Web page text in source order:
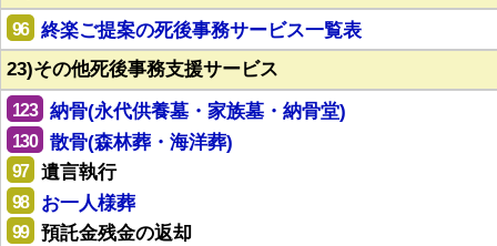
96
終楽ご提案の死後事務サービス一覧表
23)その他死後事務支援サービス
123 納骨(永代供養墓・家族墓・納骨堂)
130 散骨(森林葬・海洋葬)
97 遺言執行
98 お一人様葬
99
預託金残金の返却